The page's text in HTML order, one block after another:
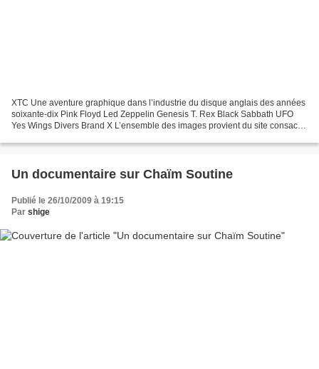
XTC Une aventure graphique dans l’industrie du disque anglais des années
soixante-dix Pink Floyd Led Zeppelin Genesis T. Rex Black Sabbath UFO
Yes Wings Divers Brand X L’ensemble des images provient du site consacré
Un documentaire sur Chaïm Soutine
Publié le 26/10/2009 à 19:15
Par shige